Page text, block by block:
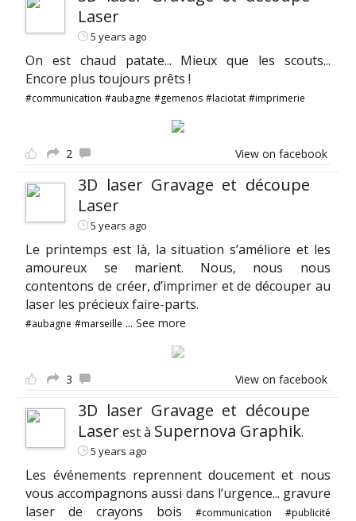
Laser
5 years ago
On est chaud patate... Mieux que les scouts...
Encore plus toujours prêts !
#communication #aubagne #gemenos #laciotat #imprimerie
2 View on facebook
3D laser Gravage et découpe
Laser
5 years ago
Le printemps est là, la situation s’améliore et les
amoureux se marient. Nous, nous nous
contentons de créer, d’imprimer et de découper au
laser les précieux faire-parts.
#aubagne #marseille ...See more
3 View on facebook
3D laser Gravage et découpe
Laserest à Supernova Graphik.
5 years ago
Les événements reprennent doucement et nous
vous accompagnons aussi dans l’urgence... gravure
laser de crayons bois
#communication
#publicité